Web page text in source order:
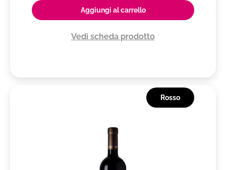
Aggiungi al carrello
Vedi scheda prodotto
Rosso